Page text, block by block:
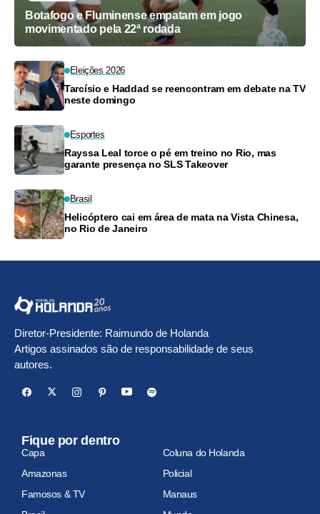
Botafogo e Fluminense empatam em jogo
movimentado pela 22ª rodada
Eleições 2026
Tarcísio e Haddad se reencontram em debate na TV
neste domingo
Esportes
Rayssa Leal torce o pé em treino no Rio, mas
garante presença no SLS Takeover
Brasil
Helicóptero cai em área de mata na Vista Chinesa,
no Rio de Janeiro
Diretor-Presidente: Raimundo de Holanda
Artigos assinados são de responsabilidade de seus
autores.
Fique por dentro
Capa
Coluna do Holanda
Amazonas
Policial
Famosos & TV
Manaus